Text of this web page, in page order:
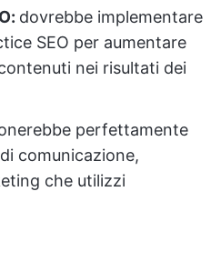
dovrebbe implementare
SEO per aumentare
nei risultati dei
perfettamente
comunicazione,
che utilizzi